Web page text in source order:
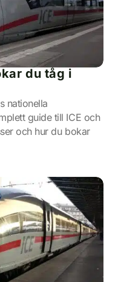
du tåg i
nationella
guide till ICE och
och hur du bokar